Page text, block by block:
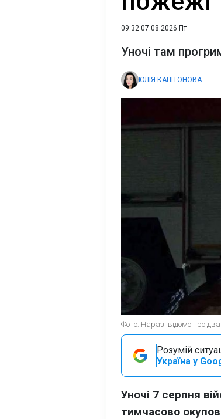
09:32 07.08.2026 Пт
Уночі там
ЮЛІЯ КАПІТОНОВА
Фото: Наразі відомо про
Розумій
Україна у
Уночі 7 серпня
тимчасово